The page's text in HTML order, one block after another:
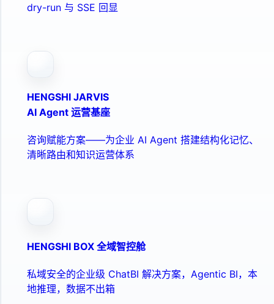
dry-run 与 SSE 回显
HENGSHI JARVIS
AI Agent 运营基座
咨询赋能方案——为企业 AI Agent 搭建结构化记忆、
清晰路由和知识运营体系
HENGSHI BOX 全域智控舱
私域安全的企业级 ChatBI 解决方案，Agentic BI，本
地推理，数据不出箱